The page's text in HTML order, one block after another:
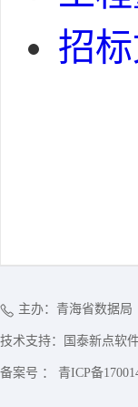
招
主办：青海省数据局
技术支持：国泰新点软
备案号 ： 青ICP备